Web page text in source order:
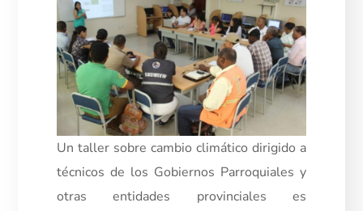
Un taller sobre cambio climático dirigido a
técnicos de los Gobiernos Parroquiales y
otras entidades provinciales es